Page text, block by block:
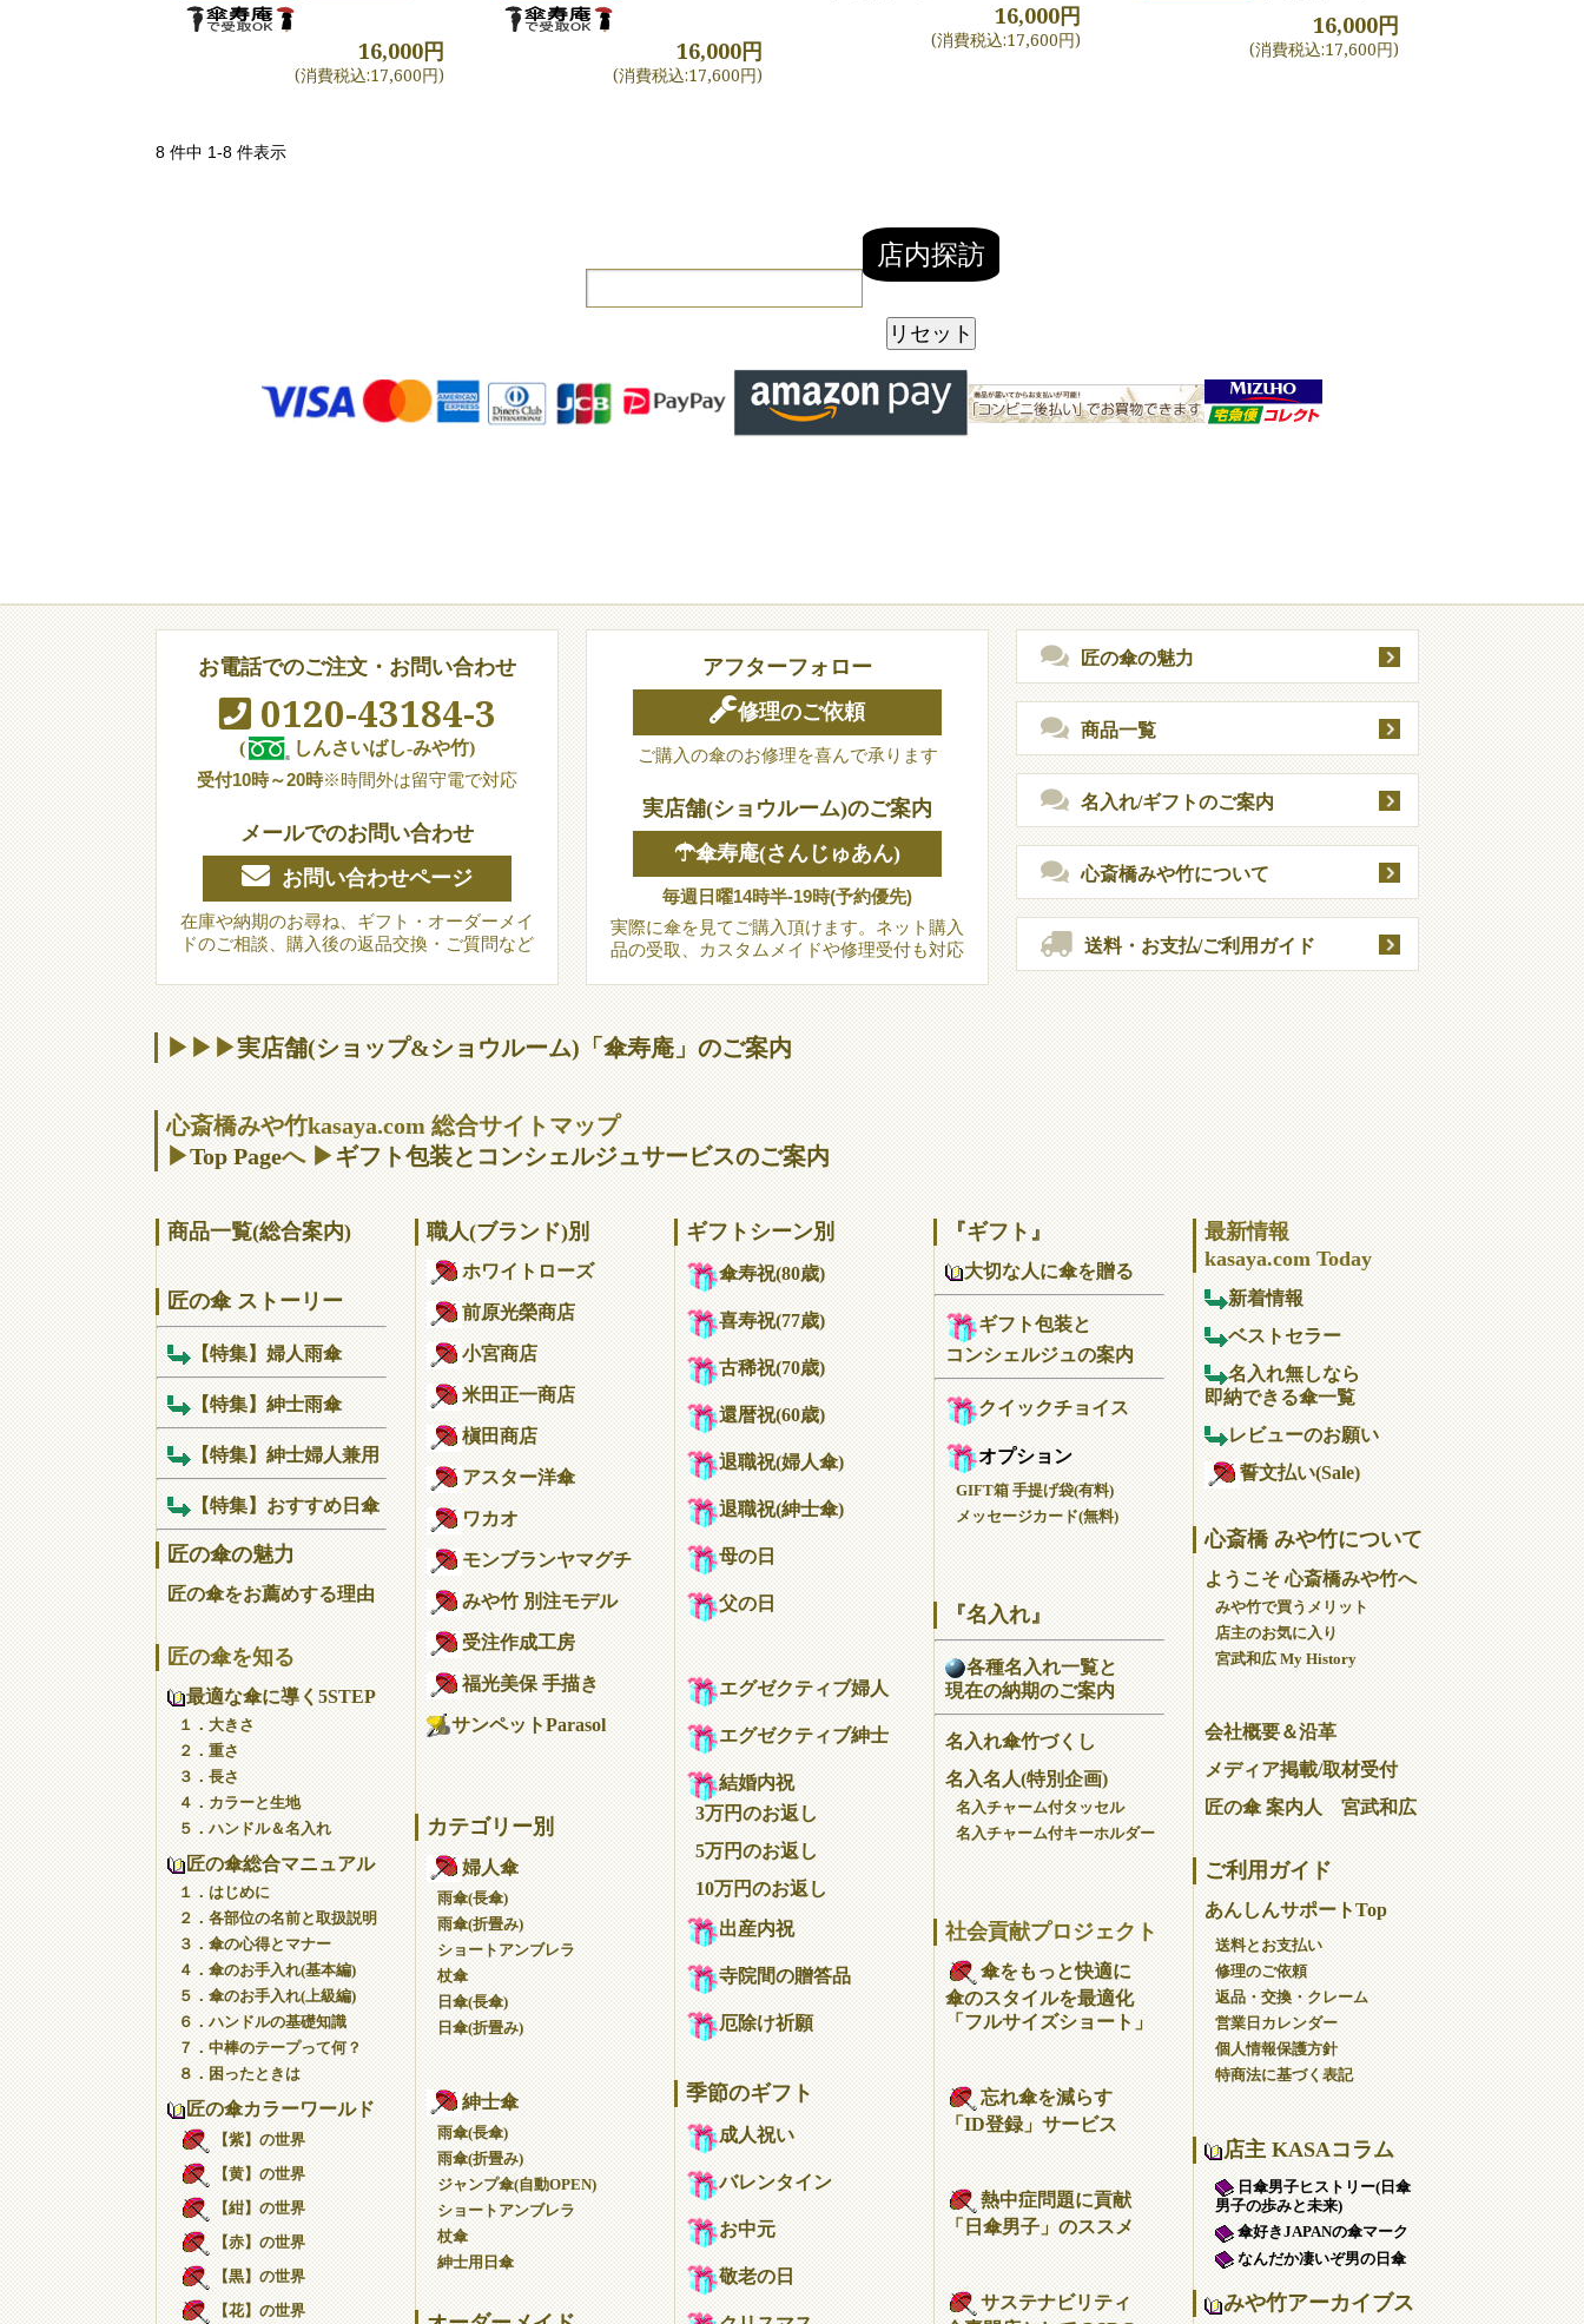
16,000円
(消費税込:17,600円)
16,000円
(消費税込:17,600円)
16,000円
(消費税込:17,600円)
16,000円
(消費税込:17,600円)
8 件中 1-8 件表示
お電話でのご注文・お問い合わせ
0120-43184-3
(
しんさいばし-みや竹)
受付10時～20時※時間外は留守電で対応
メールでのお問い合わせ
お問い合わせページ
在庫や納期のお尋ね、ギフト・オーダーメイ
ドのご相談、購入後の返品交換・ご質問など
アフターフォロー
修理のご依頼
ご購入の傘のお修理を喜んで承ります
実店舗(ショウルーム)のご案内
☂傘寿庵(さんじゅあん)
毎週日曜14時半-19時(予約優先)
実際に傘を見てご購入頂けます。ネット購入
品の受取、カスタムメイドや修理受付も対応
匠の傘の魅力
商品一覧
名入れ/ギフトのご案内
心斎橋みや竹について
送料・お支払/ご利用ガイド
▶▶▶実店舗(ショップ&ショウルーム)「傘寿庵」のご案内
心斎橋みや竹kasaya.com 総合サイトマップ
▶Top Pageへ ▶ギフト包装とコンシェルジュサービスのご案内
商品一覧(総合案内)
匠の傘 ストーリー
【特集】婦人雨傘
【特集】紳士雨傘
【特集】紳士婦人兼用
【特集】おすすめ日傘
匠の傘の魅力
匠の傘をお薦めする理由
匠の傘を知る
最適な傘に導く5STEP
１．大きさ
２．重さ
３．長さ
４．カラーと生地
５．ハンドル＆名入れ
匠の傘総合マニュアル
１．はじめに
２．各部位の名前と取扱説明
３．傘の心得とマナー
４．傘のお手入れ(基本編)
５．傘のお手入れ(上級編)
６．ハンドルの基礎知識
７．中棒のテープって何？
８．困ったときは
匠の傘カラーワールド
【紫】の世界
【黄】の世界
【紺】の世界
【赤】の世界
【黒】の世界
【花】の世界
職人(ブランド)別
ホワイトローズ
前原光榮商店
小宮商店
米田正一商店
槇田商店
アスター洋傘
ワカオ
モンブランヤマグチ
みや竹 別注モデル
受注作成工房
福光美保 手描き
サンペットParasol
カテゴリー別
婦人傘
雨傘(長傘)
雨傘(折畳み)
ショートアンブレラ
杖傘
日傘(長傘)
日傘(折畳み)
紳士傘
雨傘(長傘)
雨傘(折畳み)
ジャンプ傘(自動OPEN)
ショートアンブレラ
杖傘
紳士用日傘
ギフトシーン別
傘寿祝(80歳)
喜寿祝(77歳)
古稀祝(70歳)
還暦祝(60歳)
退職祝(婦人傘)
退職祝(紳士傘)
母の日
父の日
エグゼクティブ婦人
エグゼクティブ紳士
結婚内祝
3万円のお返し
5万円のお返し
10万円のお返し
出産内祝
寺院間の贈答品
厄除け祈願
季節のギフト
成人祝い
バレンタイン
お中元
敬老の日
『ギフト』
大切な人に傘を贈る
ギフト包装と
コンシェルジュの案内
クイックチョイス
オプション
GIFT箱 手提げ袋(有料)
メッセージカード(無料)
『名入れ』
各種名入れ一覧と
現在の納期のご案内
名入れ傘竹づくし
名入名人(特別企画)
名入チャーム付タッセル
名入チャーム付キーホルダー
社会貢献プロジェクト
傘をもっと快適に
傘のスタイルを最適化
「フルサイズショート」
忘れ傘を減らす
「ID登録」サービス
熱中症問題に貢献
「日傘男子」のススメ
サステナビリティ
最新情報
kasaya.com Today
新着情報
ベストセラー
名入れ無しなら
即納できる傘一覧
レビューのお願い
誓文払い(Sale)
心斎橋 みや竹について
ようこそ 心斎橋みや竹へ
みや竹で買うメリット
店主のお気に入り
宮武和広 My History
会社概要＆沿革
メディア掲載/取材受付
匠の傘 案内人 宮武和広
ご利用ガイド
あんしんサポートTop
送料とお支払い
修理のご依頼
返品・交換・クレーム
営業日カレンダー
個人情報保護方針
特商法に基づく表記
店主 KASAコラム
日傘男子ヒストリー(日傘
男子の歩みと未来)
傘好きJAPANの傘マーク
なんだか凄いぞ男の日傘
みや竹アーカイブス